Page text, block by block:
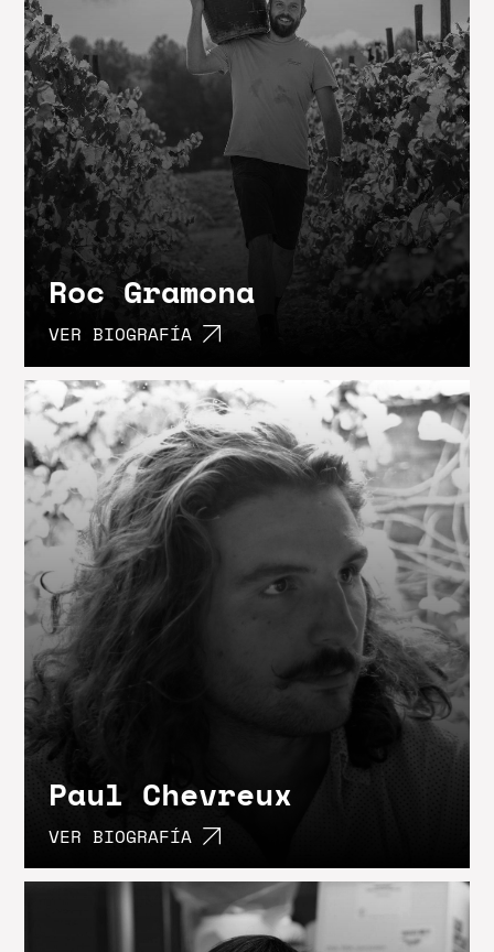
Roc Gramona
VER BIOGRAFÍA
Paul Chevreux
VER BIOGRAFÍA